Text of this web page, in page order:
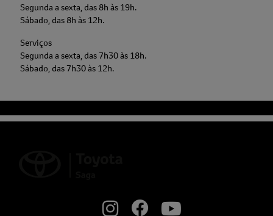
Segunda a sexta, das 8h às 19h.
Sábado, das 8h às 12h.
Serviços
Segunda a sexta, das 7h30 às 18h.
Sábado, das 7h30 às 12h.
Segunda a sexta, das 8h às 18h.
Sábado, das 8h às 12h.